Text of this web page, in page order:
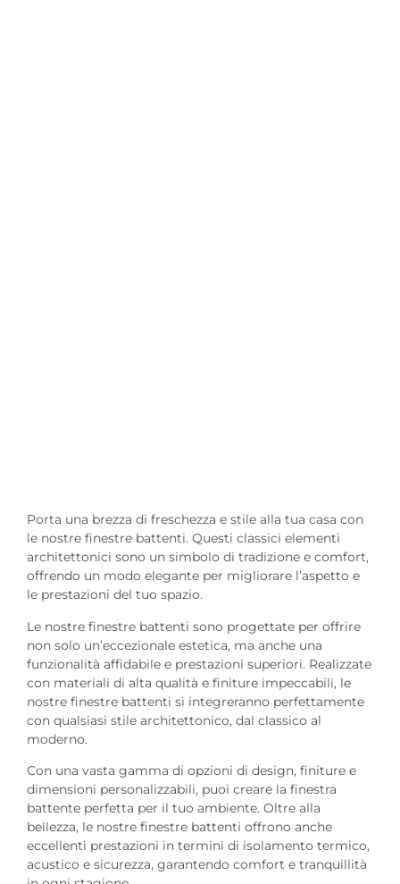
Porta una brezza di freschezza e stile alla tua casa con
le nostre finestre battenti. Questi classici elementi
architettonici sono un simbolo di tradizione e comfort,
offrendo un modo elegante per migliorare l’aspetto e
le prestazioni del tuo spazio.
Le nostre finestre battenti sono progettate per offrire
non solo un’eccezionale estetica, ma anche una
funzionalità affidabile e prestazioni superiori. Realizzate
con materiali di alta qualità e finiture impeccabili, le
nostre finestre battenti si integreranno perfettamente
con qualsiasi stile architettonico, dal classico al
moderno.
Con una vasta gamma di opzioni di design, finiture e
dimensioni personalizzabili, puoi creare la finestra
battente perfetta per il tuo ambiente. Oltre alla
bellezza, le nostre finestre battenti offrono anche
eccellenti prestazioni in termini di isolamento termico,
acustico e sicurezza, garantendo comfort e tranquillità